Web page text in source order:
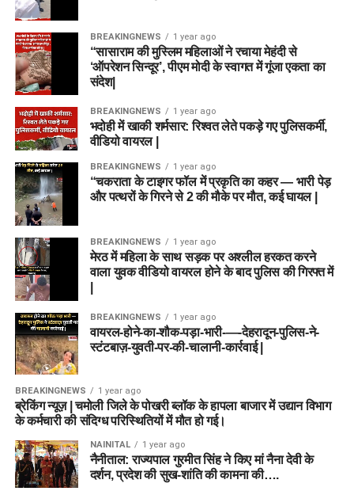
BREAKINGNEWS 1 year ago
“सासाराम की मुस्लिम महिलाओं ने रचाया मेहंदी से
‘ऑपरेशन सिन्दूर’, पीएम मोदी के स्वागत में गूंजा एकता का
संदेश|
BREAKINGNEWS 1 year ago
भदोही में खाकी शर्मसार: रिश्वत लेते पकड़े गए पुलिसकर्मी,
वीडियो वायरल |
BREAKINGNEWS 1 year ago
“चकराता के टाइगर फॉल में प्रकृति का कहर — भारी पेड़
और पत्थरों के गिरने से 2 की मौके पर मौत, कई घायल |
BREAKINGNEWS 1 year ago
मेरठ में महिला के साथ सड़क पर अश्लील हरकत करने
वाला युवक वीडियो वायरल होने के बाद पुलिस की गिरफ्त में
BREAKINGNEWS 1 year ago
वायरल-होने-का-शौक-पड़ा-भारी-—-देहरादून-पुलिस-ने-
स्टंटबाज़-युवती-पर-की-चालानी-कार्रवाई |
BREAKINGNEWS 1 year ago
ब्रेकिंग न्यूज़ | चमोली जिले के पोखरी ब्लॉक के हापला बाजार में उद्यान विभाग
के कर्मचारी की संदिग्ध परिस्थितियों में मौत हो गई।
NAINITAL 1 year ago
नैनीताल: राज्यपाल गुरमीत सिंह ने किए मां नैना देवी के
दर्शन, प्रदेश की सुख-शांति की कामना की….